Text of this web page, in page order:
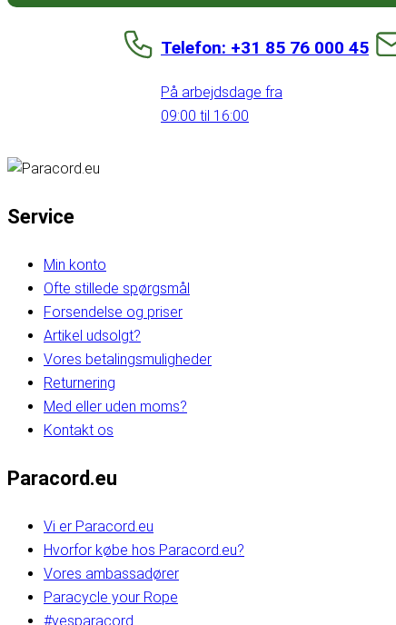
Telefon: +31 85 76 000 45
På arbejdsdage fra
09:00 til 16:00
Service
Min konto
Ofte stillede spørgsmål
Forsendelse og priser
Artikel udsolgt?
Vores betalingsmuligheder
Returnering
Med eller uden moms?
Kontakt os
Paracord.eu
Vi er Paracord.eu
Hvorfor købe hos Paracord.eu?
Vores ambassadører
Paracycle your Rope
#yesparacord